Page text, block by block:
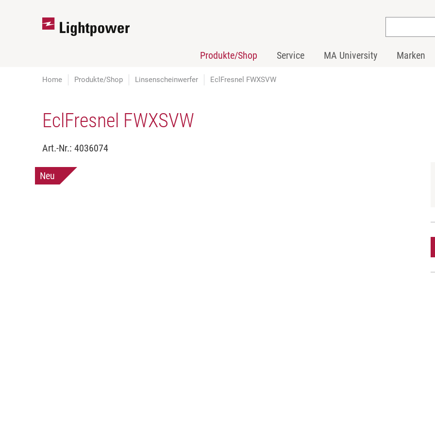
Produkte/Shop Service MA University Marken
Home Produkte/Shop Linsenscheinwerfer EclFresnel FWXSVW
EclFresnel FWXSVW
Art.-Nr.: 4036074
Neu